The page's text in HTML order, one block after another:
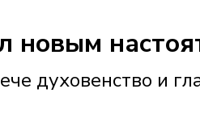
новым
духовенство и